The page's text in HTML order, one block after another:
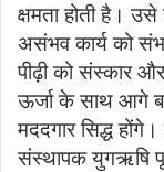
क्षमता होती है। उसे
असंभव कार्य को
पीढ़ी को संस्कार
ऊर्जा के साथ आगे
मददगार सिद्ध
संस्थापक युगऋषि